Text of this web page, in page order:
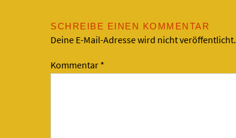
SCHREIBE EINEN KOMMENTAR
Deine E-Mail-Adresse wird nicht veröffentlicht.
Kommentar *